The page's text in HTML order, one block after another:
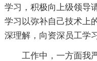
学习，积极向上级领导
学习以弥补自己技术上
深理解，向资深员工学
工作中，一方面我